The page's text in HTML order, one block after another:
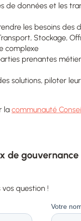
de données et les
les besoins des
Stockage,
complexe
prenantes
solutions, piloter
la communauté
de
question !